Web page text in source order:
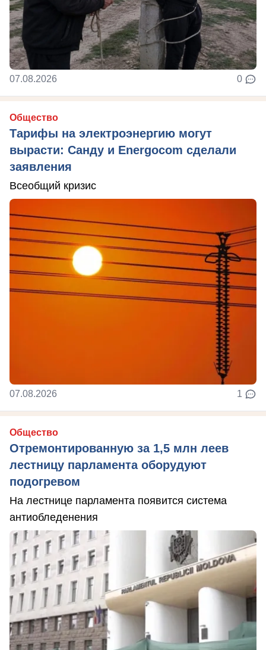
07.08.2026 0
Общество
Тарифы на электроэнергию могут
вырасти: Санду и Energocom сделали
заявления
Всеобщий кризис
07.08.2026 1
Общество
Отремонтированную за 1,5 млн леев
лестницу парламента оборудуют
подогревом
На лестнице парламента появится система
антиобледенения